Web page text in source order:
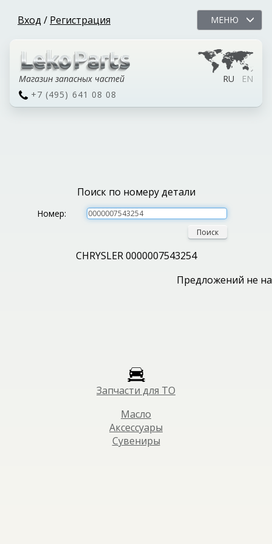
Вход / Регистрация МЕНЮ
Магазин запасных частей RU
EN
+7 (495) 641 08 08
Поиск по номеру детали
Номер:
Поиск
CHRYSLER 0000007543254
Предложений не
Запчасти для ТО
Масло
Аксессуары
Сувениры